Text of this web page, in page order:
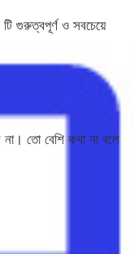
গুরুত্বপূর্ণ ও সবচেয়ে
তো বেশি কথা না বলে